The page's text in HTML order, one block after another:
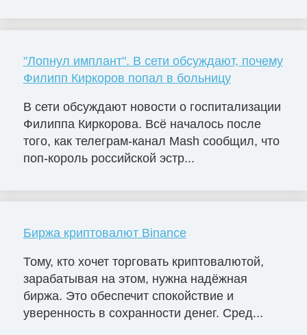
"Лопнул имплант". В сети обсуждают, почему
Филипп Киркоров попал в больницу
В сети обсуждают новости о госпитализации
Филиппа Киркорова. Всё началось после
того, как телеграм-канал Mash сообщил, что
поп-король российской эстр...
Биржа криптовалют Binance
Тому, кто хочет торговать криптовалютой,
зарабатывая на этом, нужна надёжная
биржа. Это обеспечит спокойствие и
уверенность в сохранности денег. Сред...